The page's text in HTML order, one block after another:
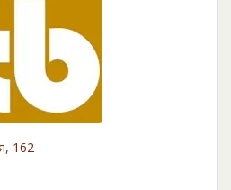
162